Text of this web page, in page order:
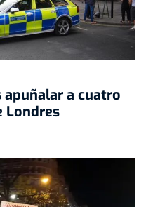
a cuatro
Londres